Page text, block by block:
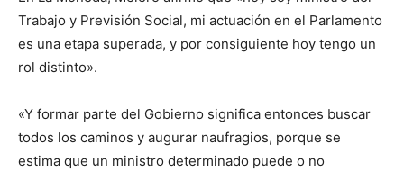
Trabajo y Previsión Social, mi actuación en el Parlamento
es una etapa superada, y por consiguiente hoy tengo un
rol distinto».
«Y formar parte del Gobierno significa entonces buscar
todos los caminos y augurar naufragios, porque se
estima que un ministro determinado puede o no